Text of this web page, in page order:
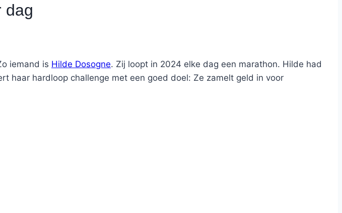
dag
iemand is Hilde Dosogne. Zij loopt in 2024 elke dag een marathon. Hilde had
haar hardloop challenge met een goed doel: Ze zamelt geld in voor